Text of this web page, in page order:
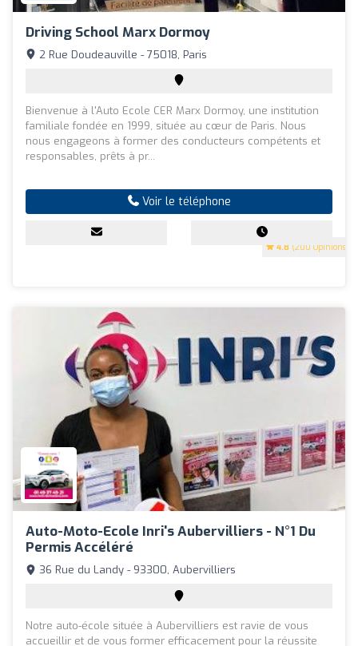
Driving School Marx Dormoy
4.8 (200 Opinions)
2 Rue Doudeauville - 75018, Paris
Bienvenue à l'Auto Ecole CER Marx Dormoy, une institution
familiale fondée en 1999, située au cœur de Paris. Nous
nous engageons à former des conducteurs compétents et
responsables, prêts à pr...
Voir le téléphone
Auto-Moto-Ecole Inri's Aubervilliers - N°1 Du
Permis Accéléré
36 Rue du Landy - 93300, Aubervilliers
Notre auto-école située à Aubervilliers est ravie de vous
accueillir et de vous former efficacement pour la réussite